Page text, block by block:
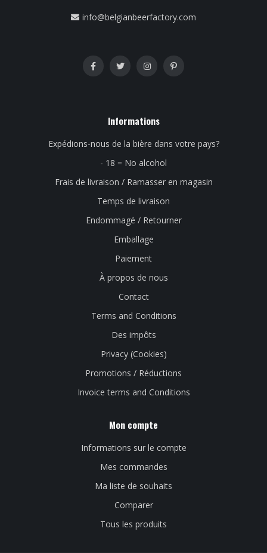
info@belgianbeerfactory.com
Informations
Expédions-nous de la bière dans votre pays?
- 18 = No alcohol
Frais de livraison / Ramasser en magasin
Temps de livraison
Endommagé / Retourner
Emballage
Paiement
À propos de nous
Contact
Terms and Conditions
Des impôts
Privacy (Cookies)
Promotions / Réductions
Invoice terms and Conditions
Mon compte
Informations sur le compte
Mes commandes
Ma liste de souhaits
Comparer
Tous les produits